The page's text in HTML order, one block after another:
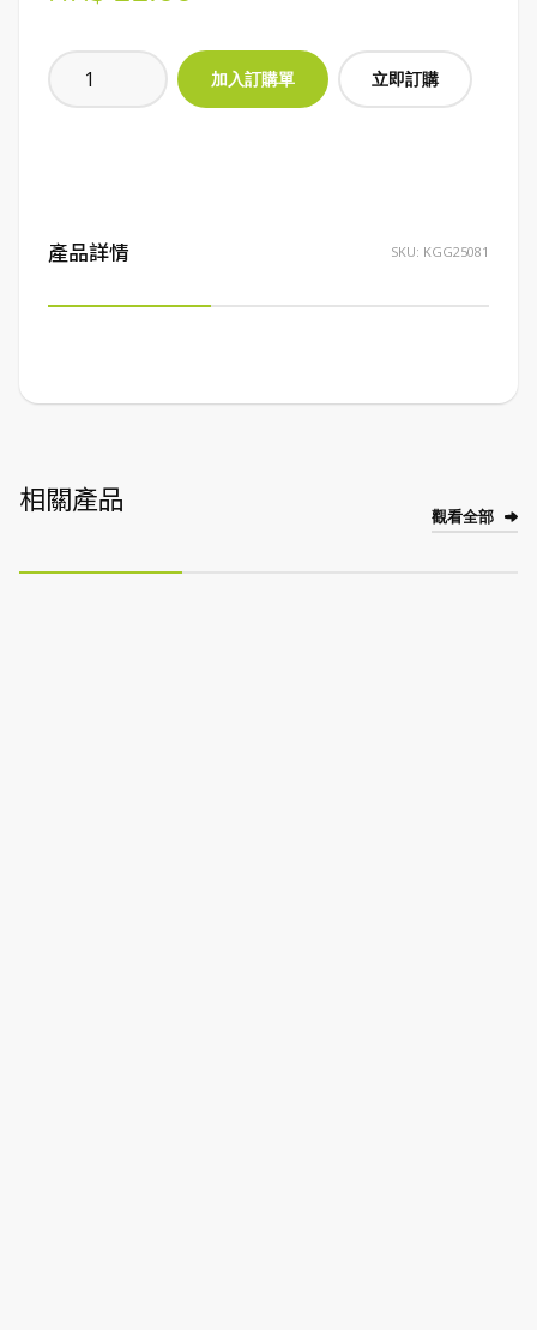
立即訂購
產品詳情 SKU: KGG25081
相關產品 觀看全部